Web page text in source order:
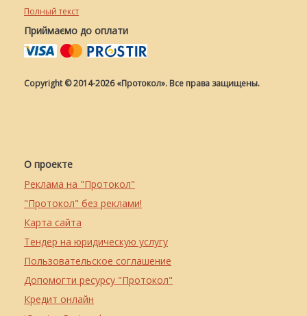
Полный текст
Приймаємо до оплати
Copyright © 2014-2026 «Протокол». Все права защищены.
О проекте
Реклама на "Протокол"
"Протокол" без реклами!
Карта сайта
Тендер на юридическую услугу
Пользовательское соглашение
Допомогти ресурсу "Протокол"
Кредит онлайн